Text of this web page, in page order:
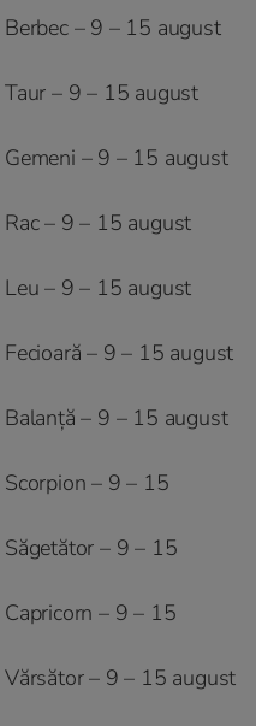
– 9 – 15 august
– 9 – 15 august
– 9 – 15 august
– 9 – 15 august
– 9 – 15 august
– 9 – 15 august
– 9 – 15 august
– 9 – 15
– 9 – 15
– 9 – 15
– 9 – 15 august